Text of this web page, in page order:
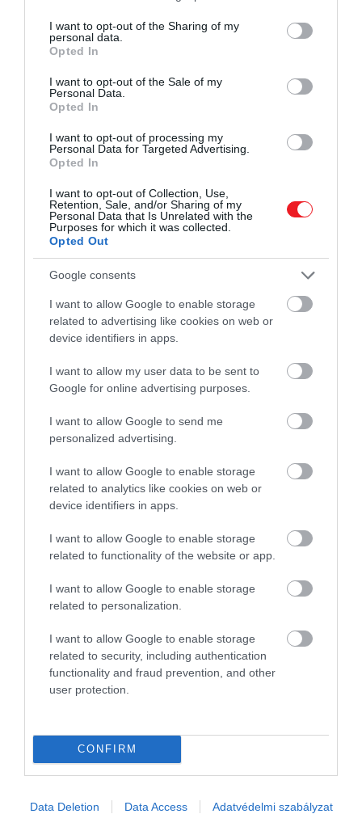
not limited to your visit or usage behaviour. You may click to
grant or deny consent to Google and its third-party tags to
use your data for below specified purposes in below Google
consent section.
I want to opt-out of the Sharing of my
personal data.
Opted In
I want to opt-out of the Sale of my
Personal Data.
Opted In
I want to opt-out of processing my
Personal Data for Targeted Advertising.
Opted In
I want to opt-out of Collection, Use,
Retention, Sale, and/or Sharing of my
Personal Data that Is Unrelated with the
Purposes for which it was collected.
Opted Out
Google consents
I want to allow Google to enable storage
related to advertising like cookies on web or
device identifiers in apps.
I want to allow my user data to be sent to
Google for online advertising purposes.
I want to allow Google to send me
personalized advertising.
I want to allow Google to enable storage
related to analytics like cookies on web or
device identifiers in apps.
I want to allow Google to enable storage
related to functionality of the website or app.
I want to allow Google to enable storage
related to personalization.
I want to allow Google to enable storage
related to security, including authentication
functionality and fraud prevention, and other
user protection.
CONFIRM
Data Deletion Data Access Adatvédelmi szabályzat
ezért él leszakítható
ami egész visszaváltható
én már értem a végességet
de úgy várom a jutalmat érte
mintha az egy mindenséget
magam haraptam volna
A legfrissebb kötet megrendelhető a kiadónktól
kattintva, valamint megvásárolható az Alexandra,
Nyitókép: Hamu és Gyémánt/Dobos Tamás
IRODALOM GRECSÓ KRISZTIÁN ALIBI
KÖLTŐ KÖLTEMÉNY
ANTOLÓGIA
2026. JÚLIUS 25. ● KULTÚRA
Matt Damon lánya egyetlen feltétellel
hajlandó megnézni…
2026. JÚLIUS 21. ● KULTÚRA
ágyúval támadt a…